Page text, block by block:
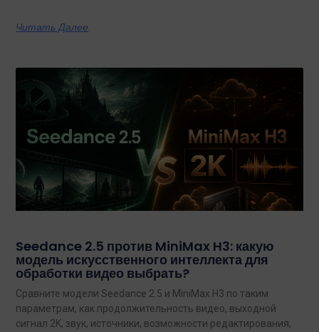
Читать Далее
Seedance 2.5 против MiniMax H3: какую
модель искусственного интеллекта для
обработки видео выбрать?
Сравните модели Seedance 2.5 и MiniMax H3 по таким
параметрам, как продолжительность видео, выходной
сигнал 2K, звук, источники, возможности редактирования,